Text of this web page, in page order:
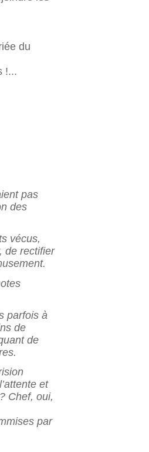
du
!...
pas
des
vécus,
de rectifier
parfois à
de
de
et
Chef, oui,
par